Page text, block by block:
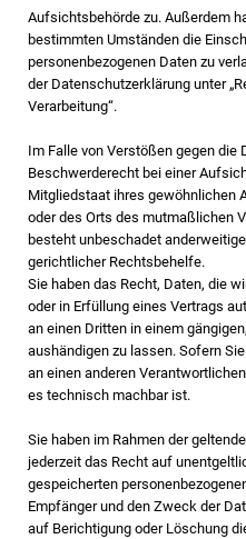
Aufsichtsbehörde zu. Außerdem
bestimmten Umständen die
personenbezogenen Daten zu
der Datenschutzerklärung unter
Verarbeitung“.
Im Falle von Verstößen gegen die
Beschwerderecht bei einer
Mitgliedstaat ihres gewöhnlichen
oder des Orts des mutmaßlichen
besteht unbeschadet
gerichtlicher Rechtsbehelfe.
Sie haben das Recht, Daten, die
oder in Erfüllung eines Vertrags
an einen Dritten in einem
aushändigen zu lassen. Sofern
an einen anderen
es technisch machbar ist.
Sie haben im Rahmen der
jederzeit das Recht auf
gespeicherten
Empfänger und den Zweck der
auf Berichtigung oder Löschung